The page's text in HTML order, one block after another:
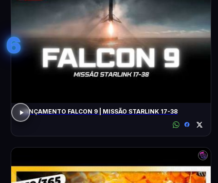
6
LANÇAMENTO FALCON 9 | MISSÃO STARLINK 17-38